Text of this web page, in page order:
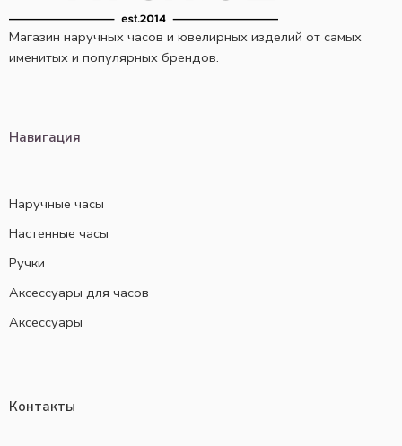
Магазин наручных часов и ювелирных изделий от самых
именитых и популярных брендов.
Навигация
Наручные часы
Настенные часы
Ручки
Аксессуары для часов
Аксессуары
Контакты